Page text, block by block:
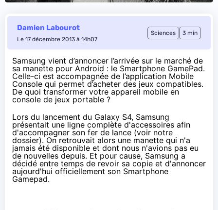
Damien Labourot
Le 17 décembre 2013 à 14h07
Sciences 3 min
Samsung vient d’annoncer l’arrivée sur le marché de
sa manette pour Android : le Smartphone GamePad.
Celle-ci est accompagnée de l’application Mobile
Console qui permet d’acheter des jeux compatibles.
De quoi transformer votre appareil mobile en
console de jeux portable ?
Lors du lancement du Galaxy S4, Samsung
présentait une ligne complète d'accessoires afin
d'accompagner son fer de lance (voir notre
dossier). On retrouvait alors une manette qui n'a
jamais été disponible et dont nous n'avions pas eu
de nouvelles depuis. Et pour cause, Samsung a
décidé entre temps de revoir sa copie et d'annoncer
aujourd'hui officiellement son Smartphone
Gamepad.